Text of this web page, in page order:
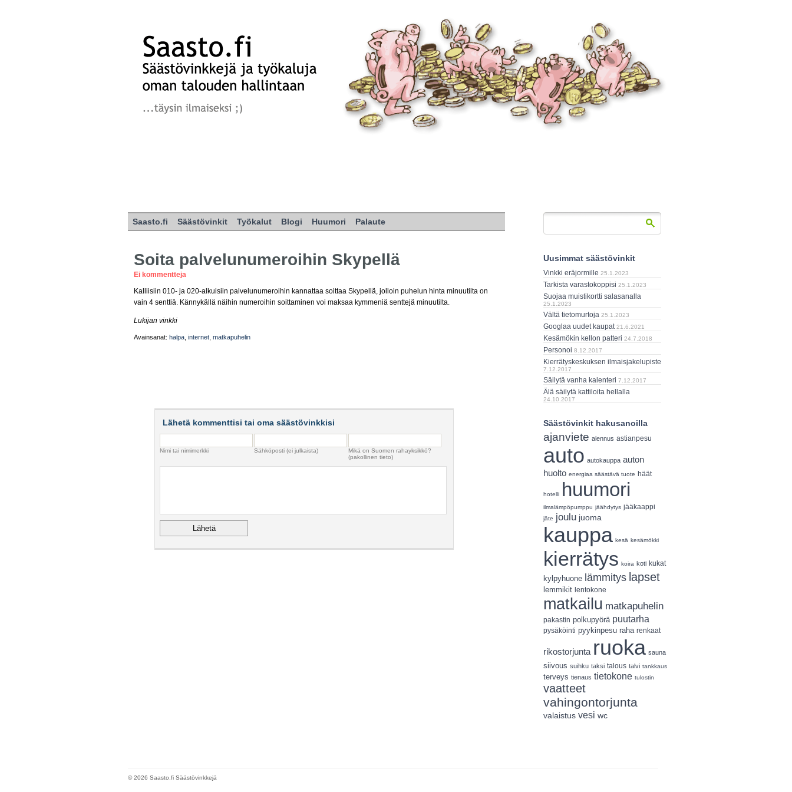
Saasto.fi Säästövinkit Työkalut Blogi Huumori Palaute
Soita palvelunumeroihin Skypellä
Ei kommentteja
Kalliisiin 010- ja 020-alkuisiin palvelunumeroihin kannattaa soittaa Skypellä, jolloin puhelun hinta minuutilta on
vain 4 senttiä. Kännykällä näihin numeroihin soittaminen voi maksaa kymmeniä senttejä minuutilta.
Lukijan vinkki
Avainsanat: halpa internet matkapuhelin
Lähetä kommenttisi tai oma säästövinkkisi
Nimi tai nimimerkki Sähköposti (ei julkaista)
Mikä on Suomen rahayksikkö?
(pakollinen tieto)
Uusimmat säästövinkit
Vinkki eräjormille 25.1.2023
Tarkista varastokoppisi 25.1.2023
Suojaa muistikortti salasanalla
25.1.2023
Vältä tietomurtoja 25.1.2023
Googlaa uudet kaupat 21.6.2021
Kesämökin kellon patteri 24.7.2018
Personoi 8.12.2017
Kierrätyskeskuksen ilmaisjakelupiste
7.12.2017
Säilytä vanha kalenteri 7.12.2017
Älä säilytä kattiloita hellalla
24.10.2017
Säästövinkit hakusanoilla
ajanviete alennus astianpesu
auto autokauppa auton
huolto energiaa säästävä tuote häät
hotelli huumori
ilmalämpöpumppu jäähdytys jääkaappi
jäte joulu juoma
kauppa kesä kesämökki
kierrätys koira koti kukat
kylpyhuone lämmitys lapset
lemmikit lentokone
matkailu matkapuhelin
pakastin polkupyörä puutarha
pysäköinti pyykinpesu raha renkaat
rikostorjunta ruoka sauna
siivous suihku taksi talous talvi tankkaus
terveys tienaus tietokone tulostin
vaatteet
vahingontorjunta
valaistus vesi wc
© 2026 Saasto.fi Säästövinkkejä